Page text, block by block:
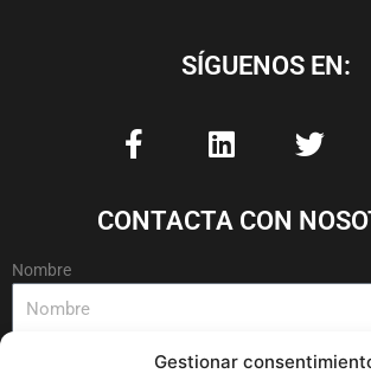
Gestionar
SÍGUENOS EN:
a
e
b
o
i
k
e
i
w
t
t
r
CONTACTA CON
Nombre